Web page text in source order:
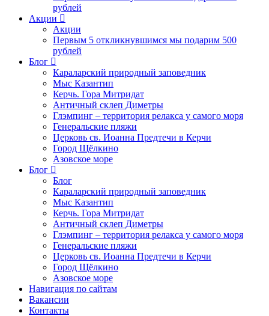
рублей
Акции
Акции
Первым 5 откликнувшимся мы подарим 500
рублей
Блог
Караларский природный заповедник
Мыс Казантип
Керчь. Гора Митридат
Античный склеп Диметры
Глэмпинг – территория релакса у самого моря
Генеральские пляжи
Церковь св. Иоанна Предтечи в Керчи
Город Щёлкино
Азовское море
Блог
Блог
Караларский природный заповедник
Мыс Казантип
Керчь. Гора Митридат
Античный склеп Диметры
Глэмпинг – территория релакса у самого моря
Генеральские пляжи
Церковь св. Иоанна Предтечи в Керчи
Город Щёлкино
Азовское море
Навигация по сайтам
Вакансии
Контакты